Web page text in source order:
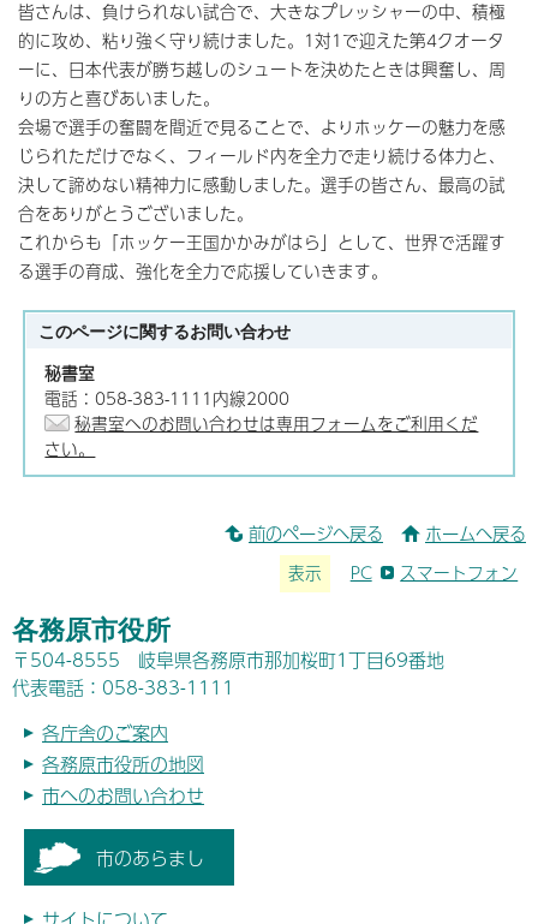
皆さんは、負けられない試合で、大きなプレッシャーの中、積極
的に攻め、粘り強く守り続けました。1対1で迎えた第4クオータ
ーに、日本代表が勝ち越しのシュートを決めたときは興奮し、周
りの方と喜びあいました。
会場で選手の奮闘を間近で見ることで、よりホッケーの魅力を感
じられただけでなく、フィールド内を全力で走り続ける体力と、
決して諦めない精神力に感動しました。選手の皆さん、最高の試
合をありがとうございました。
これからも「ホッケー王国かかみがはら」として、世界で活躍す
る選手の育成、強化を全力で応援していきます。
このページに関するお問い合わせ
秘書室
電話：058-383-1111内線2000
秘書室へのお問い合わせは専用フォームをご利用くだ
さい。
前のページへ戻る ホームへ戻る
表示 PC スマートフォン
各務原市役所
〒504-8555 岐阜県各務原市那加桜町1丁目69番地
代表電話：058-383-1111
各庁舎のご案内
各務原市役所の地図
市へのお問い合わせ
市のあらまし